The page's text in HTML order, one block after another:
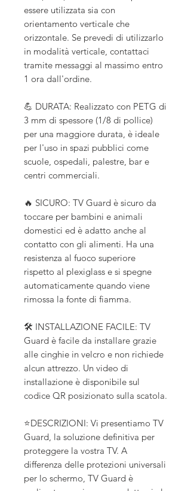
essere utilizzata sia con
orientamento verticale che
orizzontale. Se prevedi di utilizzarlo
in modalità verticale, contattaci
tramite messaggi al massimo entro
1 ora dall'ordine.
💪 DURATA: Realizzato con PETG di
3 mm di spessore (1/8 di pollice)
per una maggiore durata, è ideale
per l'uso in spazi pubblici come
scuole, ospedali, palestre, bar e
centri commerciali.
🔥 SICURO: TV Guard è sicuro da
toccare per bambini e animali
domestici ed è adatto anche al
contatto con gli alimenti. Ha una
resistenza al fuoco superiore
rispetto al plexiglass e si spegne
automaticamente quando viene
rimossa la fonte di fiamma.
🛠️ INSTALLAZIONE FACILE: TV
Guard è facile da installare grazie
alle cinghie in velcro e non richiede
alcun attrezzo. Un video di
installazione è disponibile sul
codice QR posizionato sulla scatola.
⭐DESCRIZIONI: Vi presentiamo TV
Guard, la soluzione definitiva per
proteggere la vostra TV. A
differenza delle protezioni universali
per lo schermo, TV Guard è